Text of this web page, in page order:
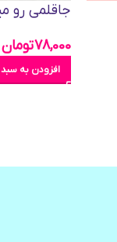
جاقلمی رو
78,000تومان
افزودن به